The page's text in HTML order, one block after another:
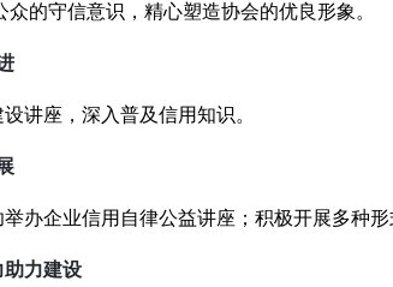
的守信意识，精心塑造协会的优良形象。
讲座，深入普及信用知识。
办企业信用自律公益讲座；积极开展多种形
助力建设